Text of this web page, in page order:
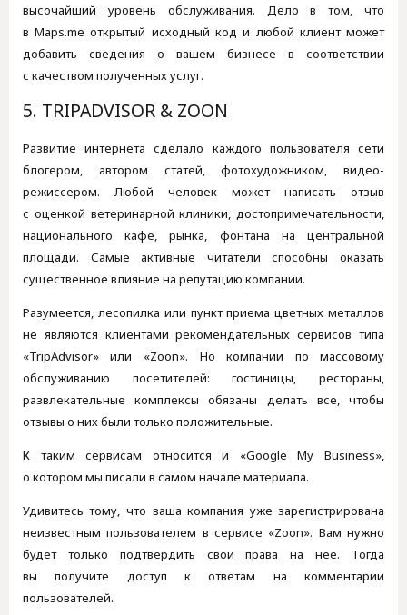
высочайший уровень обслуживания. Дело в том, что
в Maps.me открытый исходный код и любой клиент может
добавить сведения о вашем бизнесе в соответствии
с качеством полученных услуг.
5. TRIPADVISOR & ZOON
Развитие интернета сделало каждого пользователя сети
блогером, автором статей, фотохудожником, видео-
режиссером. Любой человек может написать отзыв
с оценкой ветеринарной клиники, достопримечательности,
национального кафе, рынка, фонтана на центральной
площади. Самые активные читатели способны оказать
существенное влияние на репутацию компании.
Разумеется, лесопилка или пункт приема цветных металлов
не являются клиентами рекомендательных сервисов типа
«TripAdvisor» или «Zoon». Но компании по массовому
обслуживанию посетителей: гостиницы, рестораны,
развлекательные комплексы обязаны делать все, чтобы
отзывы о них были только положительные.
К таким сервисам относится и «Google My Business»,
о котором мы писали в самом начале материала.
Удивитесь тому, что ваша компания уже зарегистрирована
неизвестным пользователем в сервисе «Zoon». Вам нужно
будет только подтвердить свои права на нее. Тогда
вы получите доступ к ответам на комментарии
пользователей.